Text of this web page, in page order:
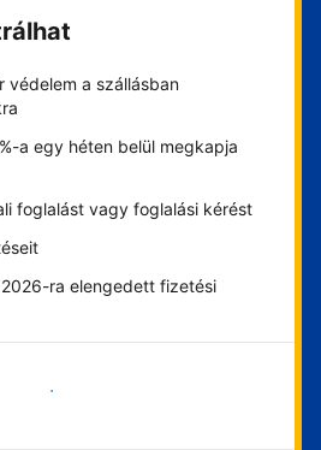
védelem a szállásban
a egy héten belül megkapja
foglalást vagy foglalási kérést
ra elengedett fizetési
bele most